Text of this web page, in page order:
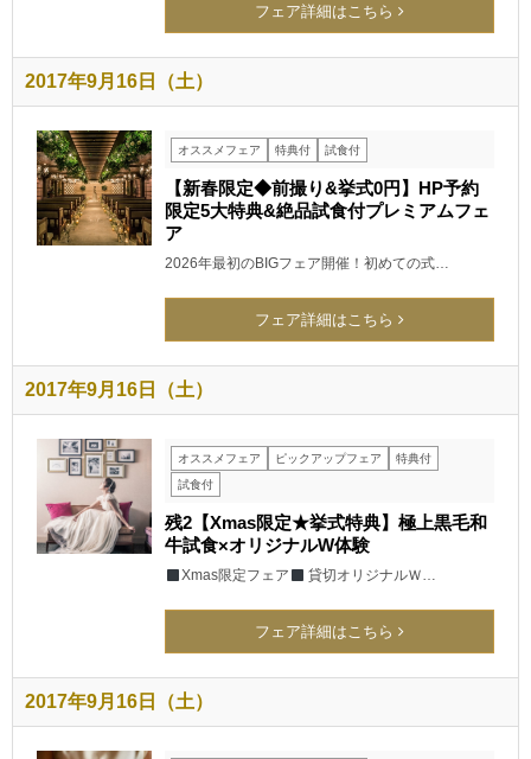
フェア詳細はこちら
2017年9月16日（土）
オススメフェア 特典付 試食付
【新春限定◆前撮り&挙式0円】HP予約
限定5大特典&絶品試食付プレミアムフェ
ア
2026年最初のBIGフェア開催！初めての式…
フェア詳細はこちら
2017年9月16日（土）
オススメフェア ピックアップフェア
特典付
試食付
残2【Xmas限定★挙式特典】極上黒毛和
牛試食×オリジナルW体験
Xmas限定フェア 貸切オリジナルＷ…
フェア詳細はこちら
2017年9月16日（土）